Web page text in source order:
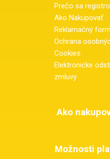
Prečo sa
Ako Nakupovať
Reklamačný
Ochrana
Cookies
Elektronicke
zmluvy
Ako
Možnosti